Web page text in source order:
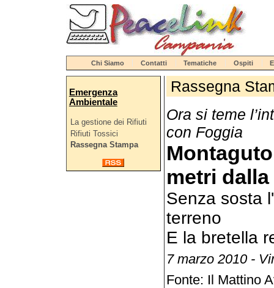
Chi Siamo Contatti Tematiche Ospiti
Emergenza
Ambientale
La gestione dei Rifiuti
Rifiuti Tossici
Rassegna Stampa
Rassegna
Ora si teme
con Foggia
metri
Senza sosta
terreno
E la bretella
7 marzo 2010 -
Fonte: Il Mattino